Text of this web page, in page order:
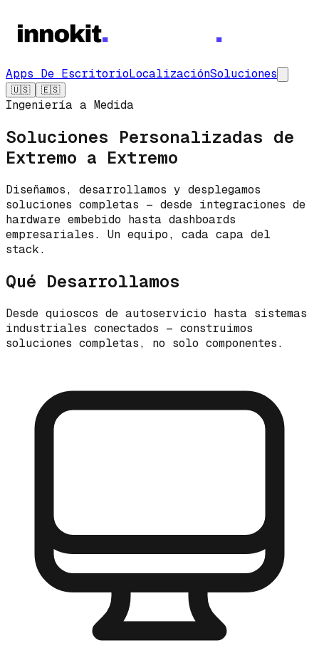
Apps De EscritorioLocalizaciónSoluciones
🇺🇸 🇪🇸
Ingeniería a Medida
Soluciones Personalizadas de
Extremo a Extremo
Diseñamos, desarrollamos y desplegamos
soluciones completas — desde integraciones de
hardware embebido hasta dashboards
empresariales. Un equipo, cada capa del
stack.
Qué Desarrollamos
Desde quioscos de autoservicio hasta sistemas
industriales conectados — construimos
soluciones completas, no solo componentes.